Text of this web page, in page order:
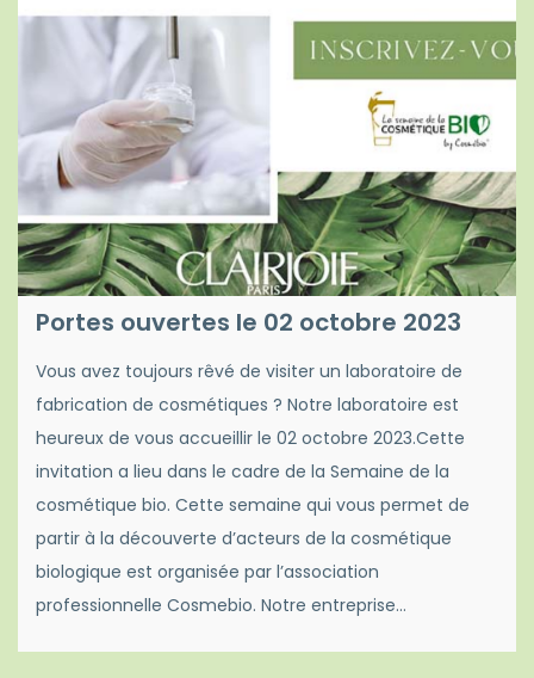
Portes ouvertes le 02 octobre 2023
Vous avez toujours rêvé de visiter un laboratoire de
fabrication de cosmétiques ? Notre laboratoire est
heureux de vous accueillir le 02 octobre 2023.Cette
invitation a lieu dans le cadre de la Semaine de la
cosmétique bio. Cette semaine qui vous permet de
partir à la découverte d’acteurs de la cosmétique
biologique est organisée par l’association
professionnelle Cosmebio. Notre entreprise…